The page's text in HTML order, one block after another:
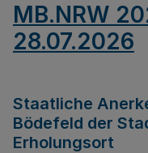
MB.NRW
28.07.2026
Staatliche
Bödefeld der
Erholungsort